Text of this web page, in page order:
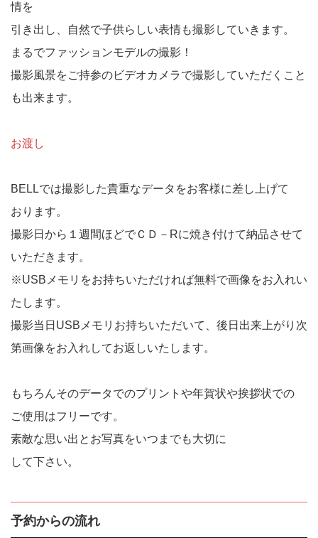
情を
引き出し、自然で子供らしい表情も撮影していきます。
まるでファッションモデルの撮影！
撮影風景をご持参のビデオカメラで撮影していただくこと
も出来ます。
お渡し
BELLでは撮影した貴重なデータをお客様に差し上げて
おります。
撮影日から１週間ほどでＣＤ－Rに焼き付けて納品させて
いただきます。
※USBメモリをお持ちいただければ無料で画像をお入れい
たします。
撮影当日USBメモリお持ちいただいて、後日出来上がり次
第画像をお入れしてお返しいたします。
もちろんそのデータでのプリントや年賀状や挨拶状での
ご使用はフリーです。
素敵な思い出とお写真をいつまでも大切に
して下さい。
予約からの流れ